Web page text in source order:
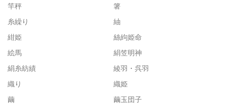
竿秤
箸
糸繰り
紬
紺姫
絲絇姫命
絵馬
絹笠明神
絹糸紡績
綾羽・呉羽
織り
織姫
繭
繭玉団子